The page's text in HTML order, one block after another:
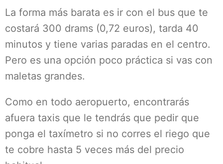
La forma más barata es ir con el bus que te
costará 300 drams (0,72 euros), tarda 40
minutos y tiene varias paradas en el centro.
Pero es una opción poco práctica si vas con
maletas grandes.
Como en todo aeropuerto, encontrarás
afuera taxis que le tendrás que pedir que
ponga el taxímetro si no corres el riego que
te cobre hasta 5 veces más del precio